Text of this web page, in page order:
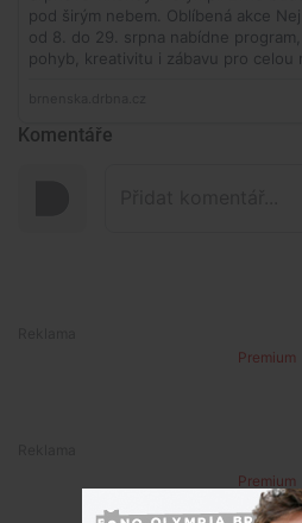
Komentáře
Premium
Premium